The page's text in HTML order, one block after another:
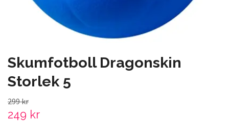
Skumfotboll Dragonskin
Storlek 5
299 kr
249 kr